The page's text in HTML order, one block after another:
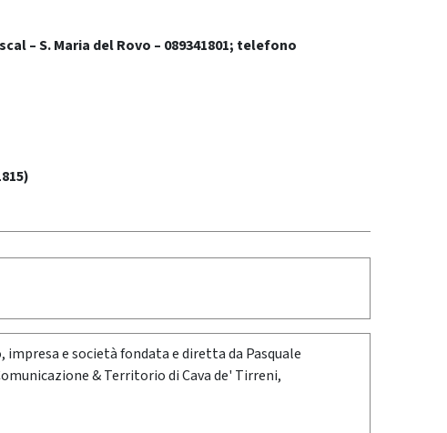
– S. Maria del Rovo – 089341801; telefono
e società fondata e diretta da Pasquale
& Territorio di Cava de' Tirreni,